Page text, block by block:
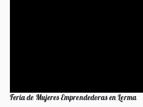
Feria de Mujeres Emprendedoras en Lerma